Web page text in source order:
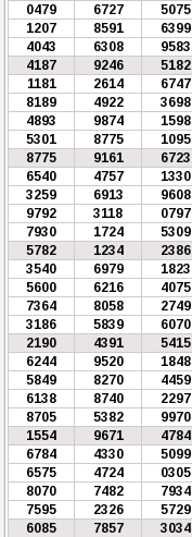
0479
6727 5075
1207
8591 6399
4043
6308 9583
4187
9246 5182
1181
2614 6747
8189
4922 3698
4893
9874 1598
5301
8775 1095
8775
9161 6723
6540
4757 1330
3259
6913 9608
9792
3118 0797
7930
1724 5309
5782
1234 2386
3540
6979 1823
5600
6216 4075
7364
8058 2749
3186
5839 6070
2190
4391 5415
6244
9520 1848
5849
8270 4459
6138
8740 2297
8705
5382 9970
1554
9671 4784
6784
4330 5099
6575
4724 0305
8070
7482 7934
7595
2326 5729
6085
7857 3034